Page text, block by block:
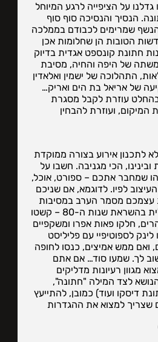
על הציפייה לרגע המיוחל
הנסיך והנסיכה סוף סוף
שמרימים לכבודם בממלכה
הטובות הן שחלומות אכן
חתונת קונספט אגדית בדיוק
של היפה והחיה, מסיבת
התהלוכה של ישמין ואלאדין
של אריאל בת הים ואריק…
עוזרת לקבל מסגרת
המיקום, ועוזרת להבחין
לתכנון אירוע בצורה ממוקדת
הכי מגניבה. חשבו על
שמחבר אתכם – ספורט, אוכל,
לפיו. לדוגמא, אם שניכם
עצמכם מסמר הערב במסיבות
דיסקו, ערכו חתונה מוזיקלית בהשראת שנות ה-80 – קשטו
חלקו פאות אפרו ומשקפיים
לספוטיפיי עם פליליסט
ממש אמיצים, כנסו לחופה
לך. שמעו סוד… אם אתם
מגוון רעיונות מדליקים
לצד המילה "חתונה",
דיסקו ועוד) כמובן, להתייעץ
שצריך למצוא את ההגדרות